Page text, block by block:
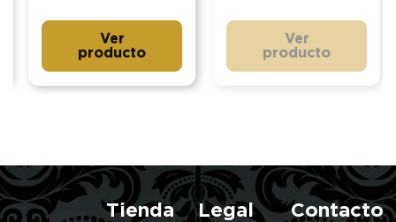
Ver
producto
Ver
producto
Tienda Legal Contacto